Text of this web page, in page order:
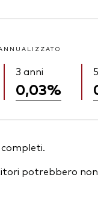
3 anni
0,03%
completi.
potrebbero